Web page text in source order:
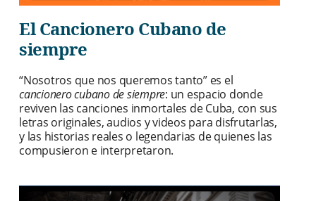
El Cancionero Cubano de
siempre
“Nosotros que nos queremos tanto” es el
cancionero cubano de siempre: un espacio donde
reviven las canciones inmortales de Cuba, con sus
letras originales, audios y videos para disfrutarlas,
y las historias reales o legendarias de quienes las
compusieron e interpretaron.